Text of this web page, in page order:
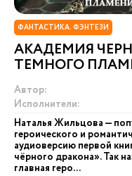
ФАНТАСТИКА. ФЭНТЕЗИ
АКАДЕМИЯ
ТЕМНОГО
Автор:
Исполнители:
Наталья Жильцова —
героического и
аудиоверсию первой
чёрного дракона». Так
главная геро...